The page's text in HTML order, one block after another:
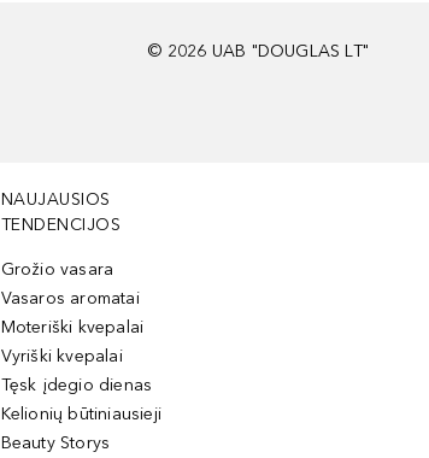
© 2026 UAB "DOUGLAS LT"
NAUJAUSIOS
TENDENCIJOS
Grožio vasara
Vasaros aromatai
Moteriški kvepalai
Vyriški kvepalai
Tęsk įdegio dienas
Kelionių būtiniausieji
Beauty Storys